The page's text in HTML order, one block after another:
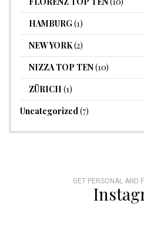
HAMBURG(1)
NEW YORK(2)
NIZZA TOP TEN(10)
ZÜRICH (1)
Uncategorized (7)
GET PERSONAL AND